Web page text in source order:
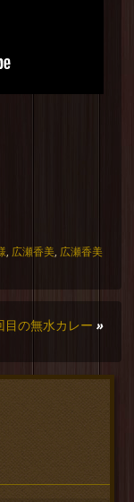
広瀬香美, 広瀬香美
目の無水カレー »